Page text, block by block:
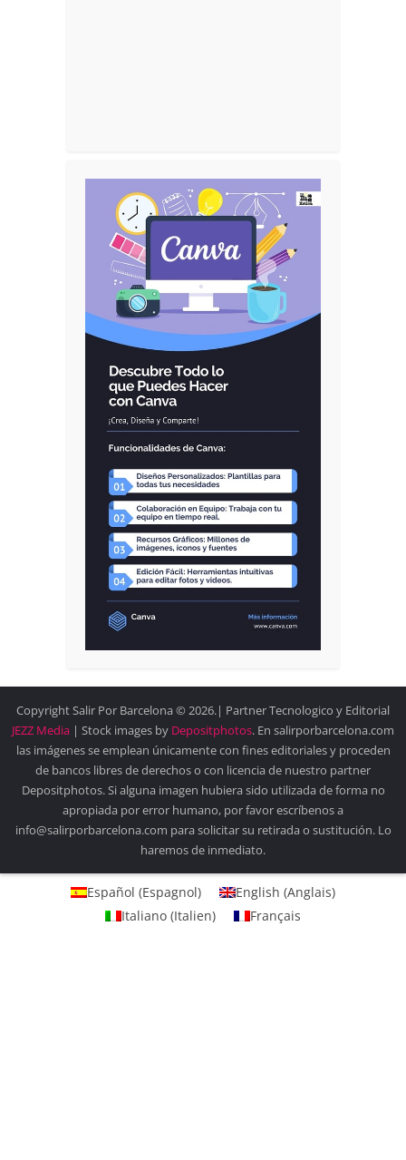
Copyright Salir Por Barcelona © 2026.| Partner Tecnologico y Editorial
JEZZ Media | Stock images by Depositphotos. En salirporbarcelona.com
las imágenes se emplean únicamente con fines editoriales y proceden
de bancos libres de derechos o con licencia de nuestro partner
Depositphotos. Si alguna imagen hubiera sido utilizada de forma no
apropiada por error humano, por favor escríbenos a
info@salirporbarcelona.com para solicitar su retirada o sustitución. Lo
haremos de inmediato.
Español (Espagnol) English (Anglais)
Italiano (Italien) Français